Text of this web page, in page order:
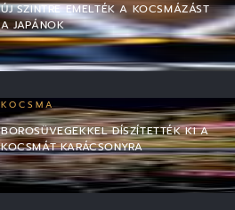
ÚJ SZINTRE EMELTÉK A KOCSMÁZÁST
A JAPÁNOK
KOCSMA
BOROSÜVEGEKKEL DÍSZÍTETTÉK KI A
KOCSMÁT KARÁCSONYRA